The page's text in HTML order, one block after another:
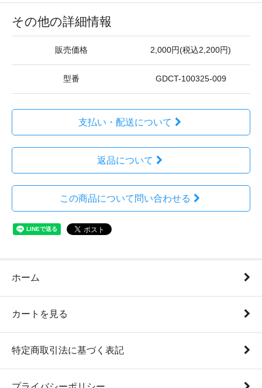
その他の詳細情報
販売価格 2,000円(税込2,200円)
型番 GDCT-100325-009
支払い・配送について
返品について
この商品について問い合わせる
ホーム
カートを見る
特定商取引法に基づく表記